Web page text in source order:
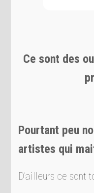
Ce sont des
Pourtant peu
artistes qui
D’ailleurs ce sont